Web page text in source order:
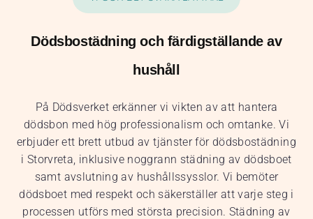
Dödsbostädning och färdigställande av
hushåll
På Dödsverket erkänner vi vikten av att hantera
dödsbon med hög professionalism och omtanke. Vi
erbjuder ett brett utbud av tjänster för dödsbostädning
i Storvreta, inklusive noggrann städning av dödsboet
samt avslutning av hushållssysslor. Vi bemöter
dödsboet med respekt och säkerställer att varje steg i
processen utförs med största precision. Städning av